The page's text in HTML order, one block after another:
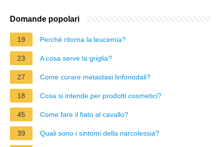
Domande popolari
19 Perché ritorna la leucemia?
23 A cosa serve la griglia?
27 Come curare metastasi linfonodali?
18 Cosa si intende per prodotti cosmetici?
45 Come fare il fiato al cavallo?
39 Quali sono i sintomi della narcolessia?